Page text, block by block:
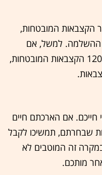
הקצבאות המובטחות,
ההשלמה. למשל, אם
חייתם שנתיים וקיבלתם 24 מתוך 120 הקצבאות המובטחות,
חייכם. אם הארכתם חיים
שבחרתם, תמשיכו לקבל
זה המוטבים לא
מותכם.